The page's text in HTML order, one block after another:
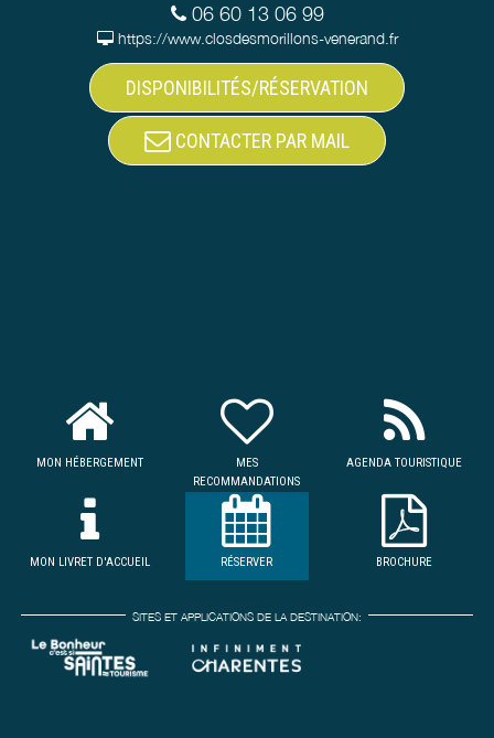
06 60 13 06 99
https://www.closdesmorillons-venerand.fr
DISPONIBILITÉS/RÉSERVATION
CONTACTER PAR MAIL
MON HÉBERGEMENT
MES
RECOMMANDATIONS
AGENDA TOURISTIQUE
MON LIVRET D'ACCUEIL RÉSERVER BROCHURE
SITES ET APPLICATIONS DE LA DESTINATION: